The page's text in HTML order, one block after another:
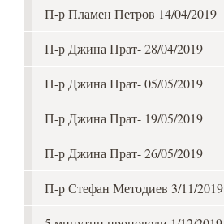
П-р Пламен Петров 14/04/2019
П-р Джина Прат- 28/04/2019
П-р Джина Прат- 05/05/2019
П-р Джина Прат- 19/05/2019
П-р Джина Прат- 26/05/2019
П-р Стефан Методиев 3/11/2019